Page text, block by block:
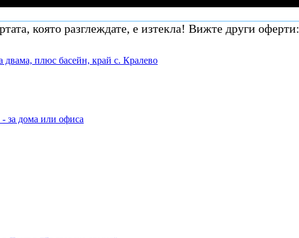
която разглеждате, е изтекла! Вижте други оферти:
двама, плюс басейн, край с. Кралево
за дома или офиса